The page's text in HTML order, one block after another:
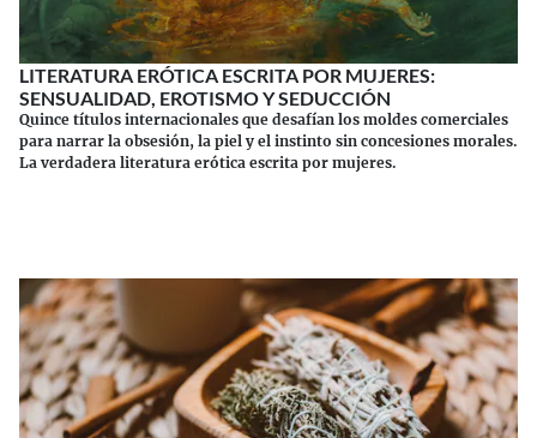
LITERATURA ERÓTICA ESCRITA POR MUJERES:
SENSUALIDAD, EROTISMO Y SEDUCCIÓN
Quince títulos internacionales que desafían los moldes comerciales
para narrar la obsesión, la piel y el instinto sin concesiones morales.
La verdadera literatura erótica escrita por mujeres.